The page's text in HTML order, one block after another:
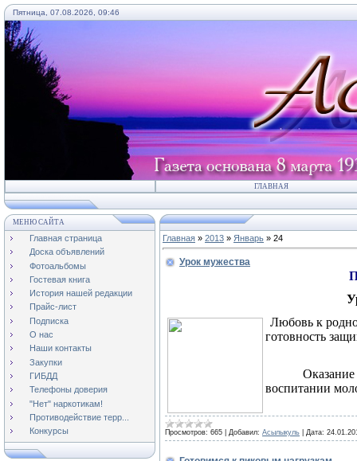
Пятница, 07.08.2026, 09:46
ГЛАВНАЯ
МЕНЮ САЙТА
Главная страница
Доска объявлений
Фотоальбомы
Гостевая книга
История нашей редакции
Прайс-лист
Подписка
О нас
Наши контакты
Закупки
ГИБДД
Телефоны доверия
"Нет" наркотикам!
Противодействие терр...
Конкурсы
Главная » 2013 » Январь » 24
Урок мужества
Любовь к
готовность
воспитании
Просмотров: 665 Добавил: Асылыкуль Дата: